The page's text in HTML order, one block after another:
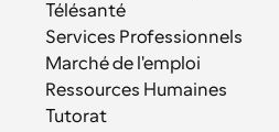
Télésanté
Services Professionnels
Marché de l'emploi
Ressources Humaines
Tutorat